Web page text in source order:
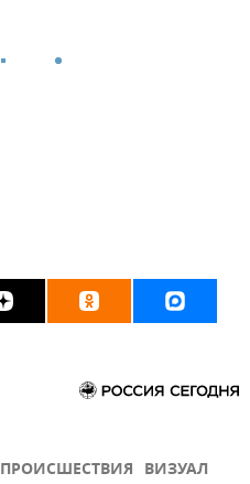
ПРОИСШЕСТВИЯ ВИЗУАЛ